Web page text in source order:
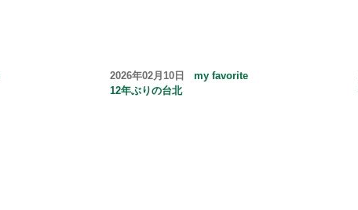
2026年02月10日my favorite
12年ぶりの台北